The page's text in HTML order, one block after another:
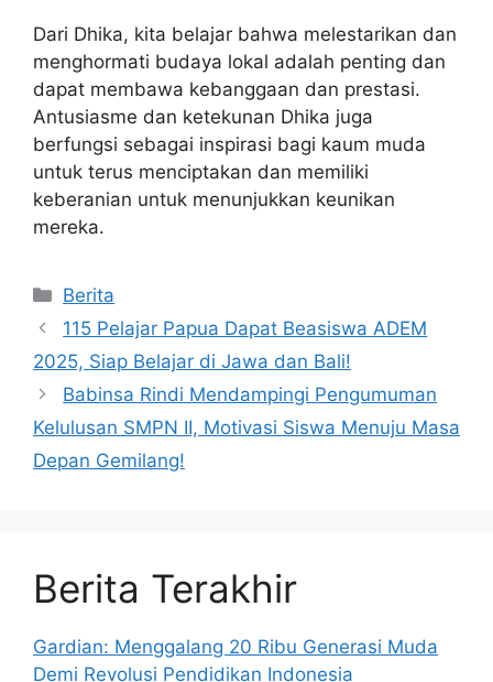
Dari Dhika, kita belajar bahwa melestarikan dan
menghormati budaya lokal adalah penting dan
dapat membawa kebanggaan dan prestasi.
Antusiasme dan ketekunan Dhika juga
berfungsi sebagai inspirasi bagi kaum muda
untuk terus menciptakan dan memiliki
keberanian untuk menunjukkan keunikan
mereka.
Kategori
Berita
115 Pelajar Papua Dapat Beasiswa ADEM
2025, Siap Belajar di Jawa dan Bali!
Babinsa Rindi Mendampingi Pengumuman
Kelulusan SMPN II, Motivasi Siswa Menuju Masa
Depan Gemilang!
Berita Terakhir
Gardian: Menggalang 20 Ribu Generasi Muda
Demi Revolusi Pendidikan Indonesia